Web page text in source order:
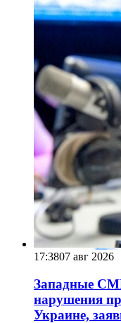
17:3807 авг 2026
Западные
нарушения
Украине,